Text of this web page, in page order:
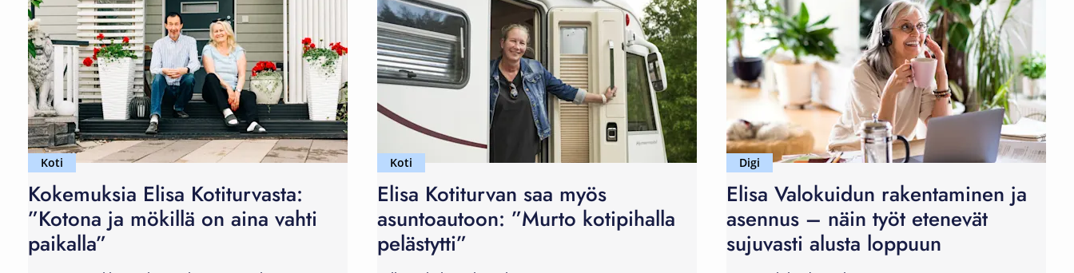
Koti
Kokemuksia Elisa Kotiturvasta:
”Kotona ja mökillä on aina vahti
paikalla”
Koti
Elisa Kotiturvan saa myös
asuntoautoon: ”Murto kotipihalla
pelästytti”
Digi
Elisa Valokuidun rakentaminen ja
asennus – näin työt etenevät
sujuvasti alusta loppuun